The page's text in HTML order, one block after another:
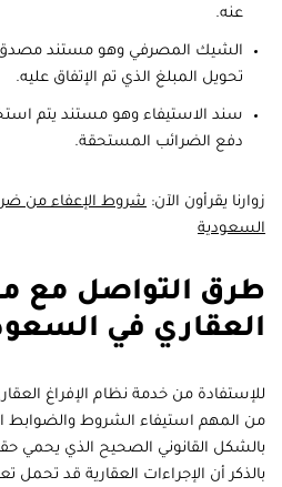
عنه.
الشيك المصرفي وهو مستند مصدق
تحويل المبلغ الذي تم الإتفاق عليه.
سند الاستيفاء وهو مستند يتم
دفع الضرائب المستحقة.
زوارنا يقرأون الآن: شروط الإعفاء من
السعودية
طرق التواصل مع
العقاري في
للإستفادة من خدمة نظام الإفراغ
من المهم استيفاء الشروط والضوابط
بالشكل القانوني الصحيح الذي يحمي
بالذكر أن الإجراءات العقارية قد تحمل